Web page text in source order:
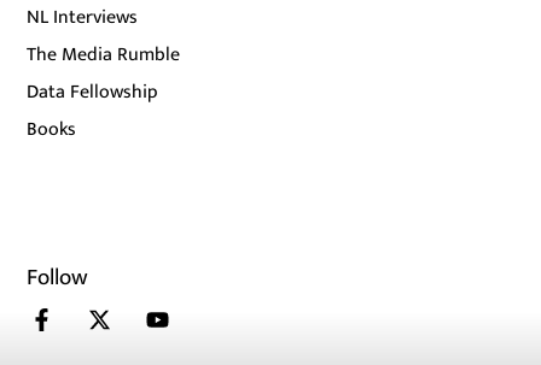
NL Interviews
The Media Rumble
Data Fellowship
Books
Follow